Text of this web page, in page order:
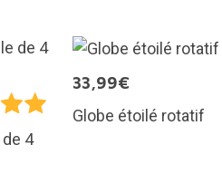
4
33,99€
Globe étoilé rotatif